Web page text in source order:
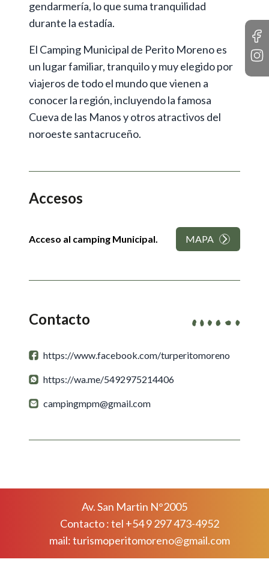
gendarmería, lo que suma tranquilidad
durante la estadía.
El Camping Municipal de Perito Moreno es
un lugar familiar, tranquilo y muy elegido por
viajeros de todo el mundo que vienen a
conocer la región, incluyendo la famosa
Cueva de las Manos y otros atractivos del
noroeste santacruceño.
Accesos
Acceso al camping Municipal. MAPA
Contacto
https://www.facebook.com/turperitomoreno
https://wa.me/5492975214406
campingmpm@gmail.com
Av. San Martin N°2005
Contacto : tel +54 9 297 473-4952
mail: turismoperitomoreno@gmail.com